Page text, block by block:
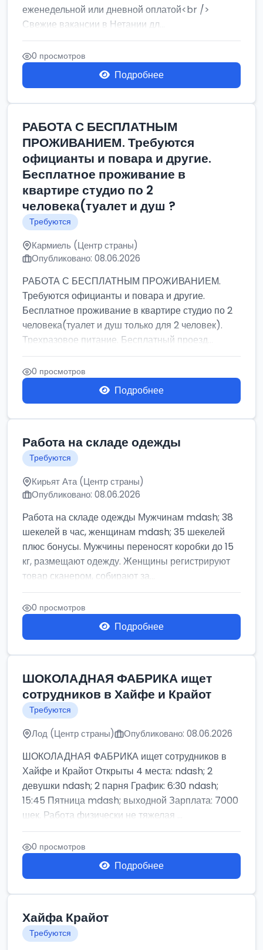
еженедельной или дневной оплатой<br />
Свежие вакансии в Нетании дл...
0 просмотров
Подробнее
РАБОТА С БЕСПЛАТНЫМ
ПРОЖИВАНИЕМ. Требуются
официанты и повара и другие.
Бесплатное проживание в
квартире студио по 2
человека(туалет и душ ?
Требуются
Кармиель (Центр страны)
Опубликовано: 08.06.2026
РАБОТА С БЕСПЛАТНЫМ ПРОЖИВАНИЕМ.
Требуются официанты и повара и другие.
Бесплатное проживание в квартире студио по 2
человека(туалет и душ только для 2 человек).
Трехразовое питание. Бесплатный проезд...
0 просмотров
Подробнее
Работа на складе одежды
Требуются
Кирьят Ата (Центр страны)
Опубликовано: 08.06.2026
Работа на складе одежды Мужчинам mdash; 38
шекелей в час, женщинам mdash; 35 шекелей
плюс бонусы. Мужчины переносят коробки до 15
кг, размещают одежду. Женщины регистрируют
товар сканером, собирают за...
0 просмотров
Подробнее
ШОКОЛАДНАЯ ФАБРИКА ищет
сотрудников в Хайфе и Крайот
Требуются
Лод (Центр страны) Опубликовано: 08.06.2026
ШОКОЛАДНАЯ ФАБРИКА ищет сотрудников в
Хайфе и Крайот Открыты 4 места: ndash; 2
девушки ndash; 2 парня График: 6:30 ndash;
15:45 Пятница mdash; выходной Зарплата: 7000
шек. Работа физически не тяжелая ...
0 просмотров
Подробнее
Хайфа Крайот
Требуются